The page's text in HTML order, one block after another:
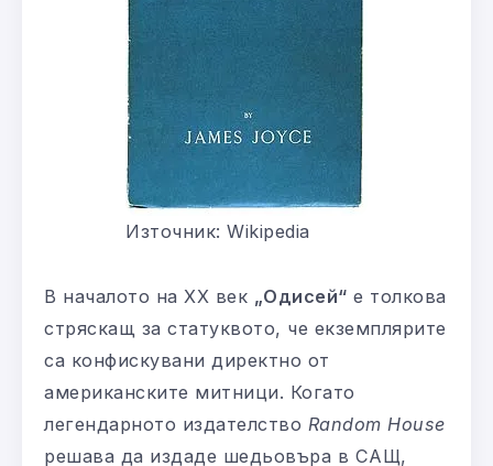
Източник: Wikipedia
В началото на XX век „Одисей“ е толкова
стряскащ за статуквото, че екземплярите
са конфискувани директно от
американските митници. Когато
легендарното издателство Random House
решава да издаде шедьовъра в САЩ,